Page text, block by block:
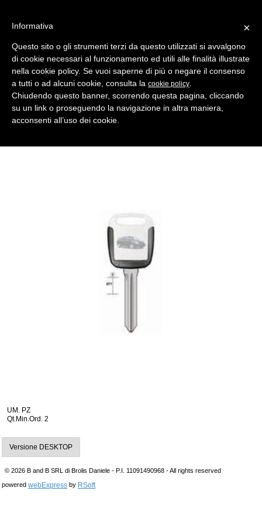
Indietro
CHIAVI AUTO > INSERTI PER TESTE ELETTRON. HORSE SHOE
horse shoe hy14su nero
UM. PZ
Qt.Min.Ord. 2
Versione DESKTOP
© 2026 B and B SRL di Brolis Daniele - P.I. 11091490968 - All rights reserved
powered webExpress by RSoft
×
Informativa
Questo sito o gli strumenti terzi da questo utilizzati si avvalgono
di cookie necessari al funzionamento ed utili alle finalità illustrate
nella cookie policy. Se vuoi saperne di più o negare il consenso
a tutti o ad alcuni cookie, consulta la cookie policy
Chiudendo questo banner, scorrendo questa pagina, cliccando
su un link o proseguendo la navigazione in altra maniera,
acconsenti all’uso dei cookie.